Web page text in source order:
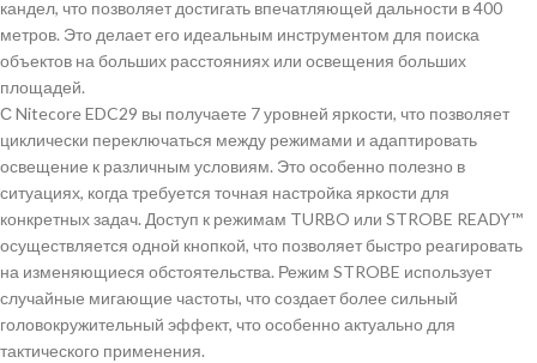
кандел, что позволяет достигать впечатляющей дальности в 400
метров. Это делает его идеальным инструментом для поиска
объектов на больших расстояниях или освещения больших
площадей.
С Nitecore EDC29 вы получаете 7 уровней яркости, что позволяет
циклически переключаться между режимами и адаптировать
освещение к различным условиям. Это особенно полезно в
ситуациях, когда требуется точная настройка яркости для
конкретных задач. Доступ к режимам TURBO или STROBE READY™
осуществляется одной кнопкой, что позволяет быстро реагировать
на изменяющиеся обстоятельства. Режим STROBE использует
случайные мигающие частоты, что создает более сильный
головокружительный эффект, что особенно актуально для
тактического применения.